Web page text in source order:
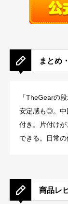
まとめ
「TheGearの
安定感も◎。中
付き。片付け
できる。日常の
商品レ